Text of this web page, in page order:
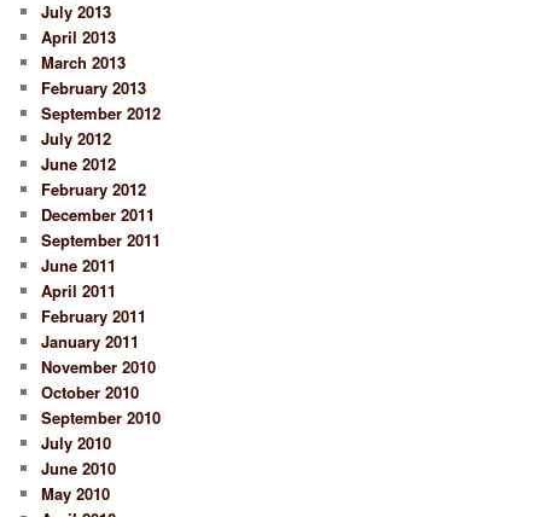
July 2013
April 2013
March 2013
February 2013
September 2012
July 2012
June 2012
February 2012
December 2011
September 2011
June 2011
April 2011
February 2011
January 2011
November 2010
October 2010
September 2010
July 2010
June 2010
May 2010